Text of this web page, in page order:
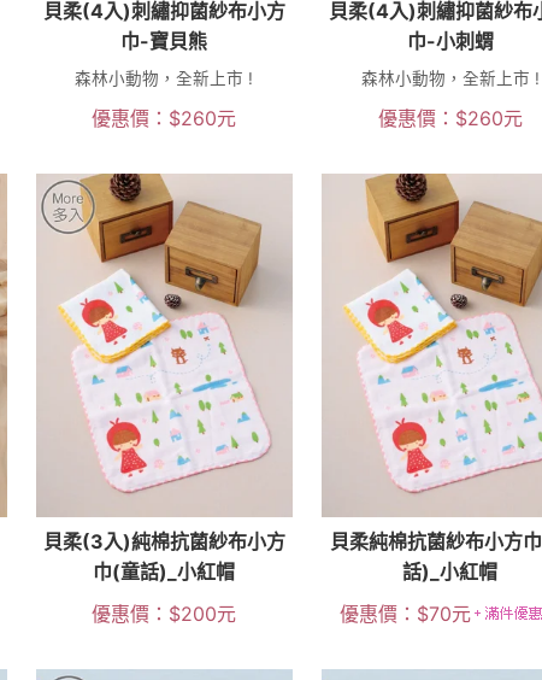
貝柔(4入)刺繡抑菌紗布小方
巾-寶貝熊
森林小動物，全新上市 !
優惠價： $260元
貝柔(4入)刺繡抑菌紗布
巾-小刺蝟
森林小動物，全新上市 !
優惠價： $260元
貝柔(3入)純棉抗菌紗布小方
巾(童話)_小紅帽
優惠價： $200元
貝柔純棉抗菌紗布小方
話)_小紅帽
優惠價： $70元